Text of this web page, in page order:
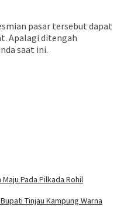
pasar tersebut dapat
Apalagi ditengah
saat ini.
Pada Pilkada Rohil
Tinjau Kampung Warna